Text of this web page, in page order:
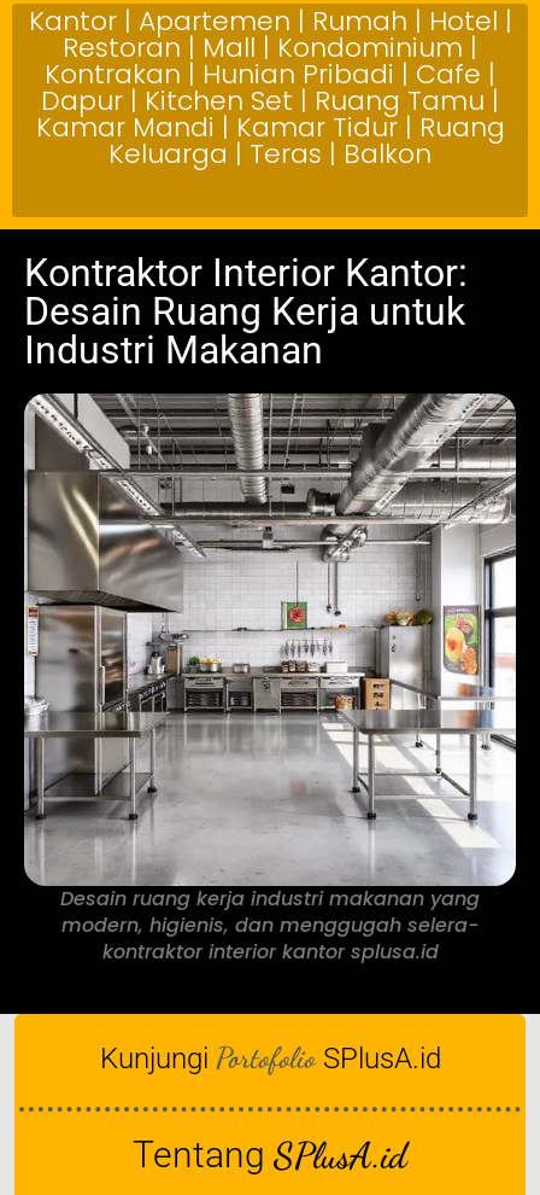
Kantor | Apartemen | Rumah | Hotel |
Restoran | Mall | Kondominium |
Kontrakan | Hunian Pribadi | Cafe |
Dapur | Kitchen Set | Ruang Tamu |
Kamar Mandi | Kamar Tidur | Ruang
Keluarga | Teras | Balkon
Kontraktor Interior Kantor:
Desain Ruang Kerja untuk
Industri Makanan
Desain ruang kerja industri makanan yang
modern, higienis, dan menggugah selera-
kontraktor interior kantor splusa.id
Kunjungi Portofolio SPlusA.id
Tentang SPlusA.id